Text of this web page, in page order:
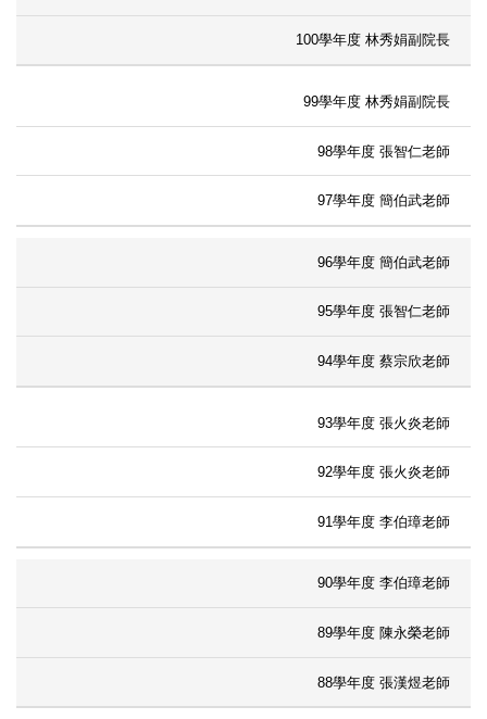
100學年度 林秀娟副院長
99學年度 林秀娟副院長
98學年度 張智仁老師
97學年度 簡伯武老師
96學年度 簡伯武老師
95學年度 張智仁老師
94學年度 蔡宗欣老師
93學年度 張火炎老師
92學年度 張火炎老師
91學年度 李伯璋老師
90學年度 李伯璋老師
89學年度 陳永榮老師
88學年度 張漢煜老師